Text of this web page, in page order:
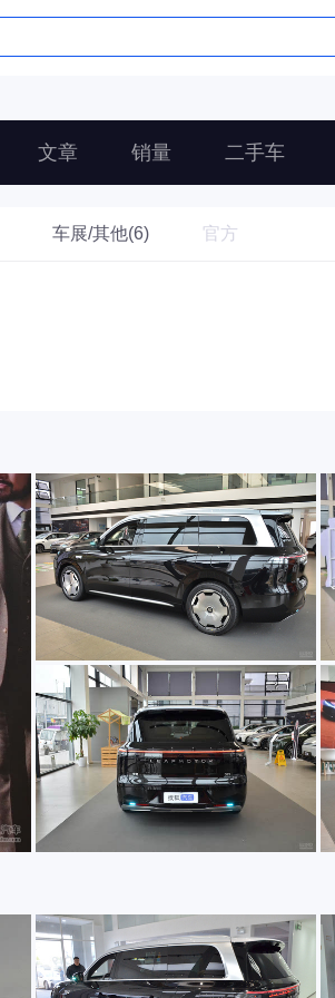
文章 销量 二手车
车展/其他(6) 官方